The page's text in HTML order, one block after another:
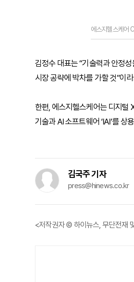
에스지헬스케어
김정수 대표는 “기술력과 안정
시장 공략에 박차를 가할 것”이
한편, 에스지헬스케어는 디지털
기술과 AI 소프트웨어 ‘IAI’를
김국주 기자
press@hinews.co.kr
<저작권자 © 하이뉴스, 무단전재